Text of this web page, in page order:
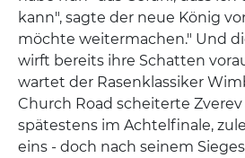
kann", sagte der neue König
möchte weitermachen." Und
wirft bereits ihre Schatten
wartet der Rasenklassiker
Church Road scheiterte
spätestens im Achtelfinale,
eins - doch nach seinem